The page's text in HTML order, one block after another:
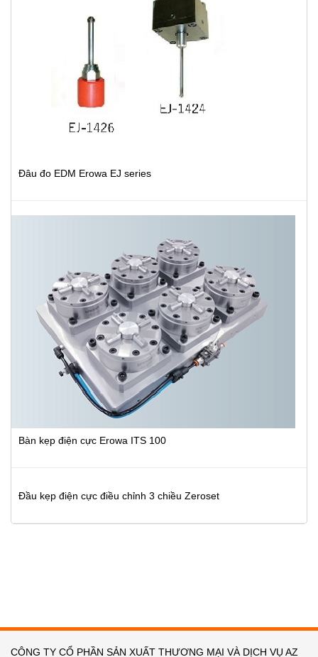
Đâu đo EDM Erowa EJ series
Bàn kẹp điện cực Erowa ITS 100
Đầu kẹp điện cực điều chỉnh 3 chiều Zeroset
CÔNG TY CỔ PHẦN SẢN XUẤT THƯƠNG MẠI VÀ DỊCH VỤ AZ